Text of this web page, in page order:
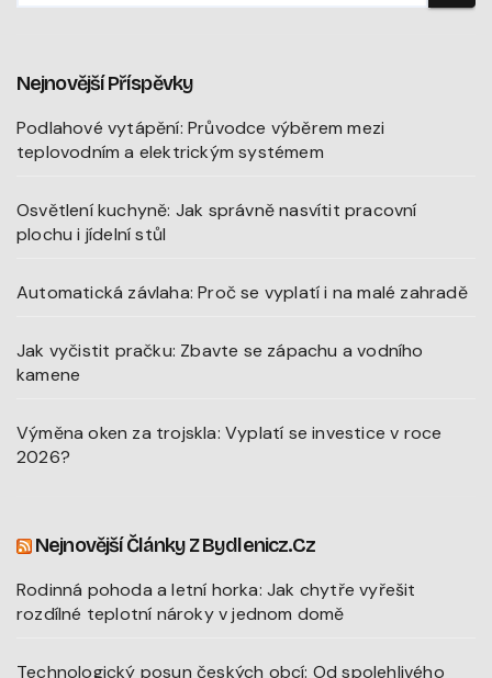
Nejnovější Příspěvky
Podlahové vytápění: Průvodce výběrem mezi
teplovodním a elektrickým systémem
Osvětlení kuchyně: Jak správně nasvítit pracovní
plochu i jídelní stůl
Automatická závlaha: Proč se vyplatí i na malé zahradě
Jak vyčistit pračku: Zbavte se zápachu a vodního
kamene
Výměna oken za trojskla: Vyplatí se investice v roce
2026?
Nejnovější Články Z Bydlenicz.cz
Rodinná pohoda a letní horka: Jak chytře vyřešit
rozdílné teplotní nároky v jednom domě
Technologický posun českých obcí: Od spolehlivého